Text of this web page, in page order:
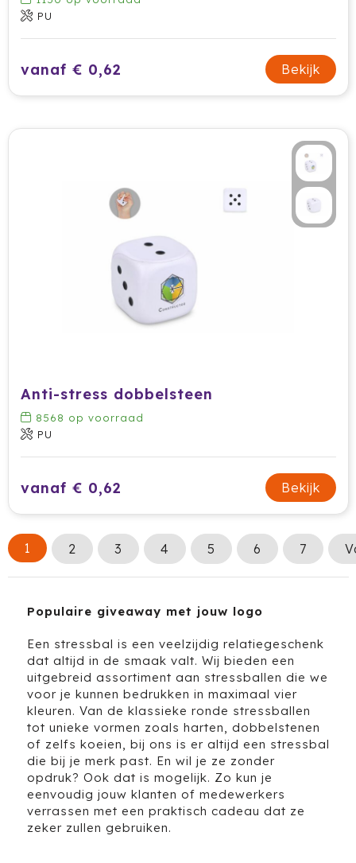
PU
vanaf € 0,62 Bekijk
Anti-stress dobbelsteen
8568 op voorraad
PU
vanaf € 0,62 Bekijk
1 2 3 4 5 6 7
Populaire giveaway met jouw logo
Een stressbal is een veelzijdig relatiegeschenk
dat altijd in de smaak valt. Wij bieden een
uitgebreid assortiment aan stressballen die we
voor je kunnen bedrukken in maximaal vier
kleuren. Van de klassieke ronde stressballen
tot unieke vormen zoals harten, dobbelstenen
of zelfs koeien, bij ons is er altijd een stressbal
die bij je merk past. En wil je ze zonder
opdruk? Ook dat is mogelijk. Zo kun je
eenvoudig jouw klanten of medewerkers
verrassen met een praktisch cadeau dat ze
zeker zullen gebruiken.